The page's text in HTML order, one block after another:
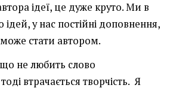
ідеї, це дуже круто. Ми в
ідей, у нас постійні доповнення,
стати автором.
не любить слово
втрачається творчість. Я